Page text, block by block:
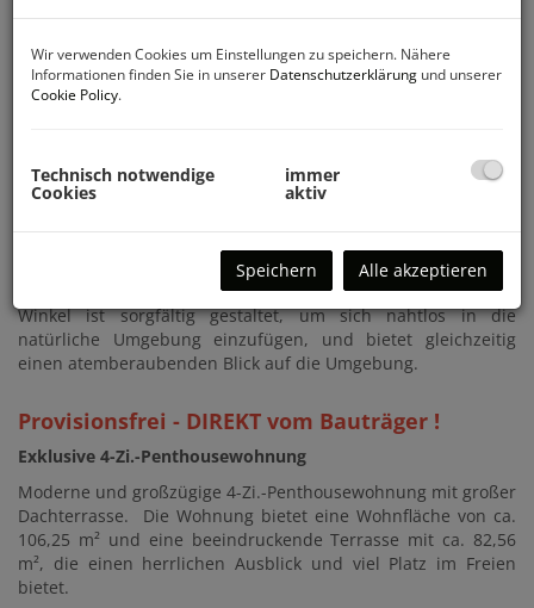
Die stilvolle Architektur außen und die moderne
keine Wünsche offen.
Architektur ist mehr als nur ein architektonisches Konzept –
sie ist eine Liebeserklärung an die umgebende Natur. Jeder
Winkel ist sorgfältig gestaltet, um sich nahtlos in die
natürliche Umgebung einzufügen, und bietet gleichzeitig
einen atemberaubenden Blick auf die Umgebung.
Provisionsfrei - DIREKT vom Bauträger !
Exklusive 4-Zi.-Penthousewohnung
Moderne und großzügige 4-Zi.-Penthousewohnung mit großer
Dachterrasse. Die Wohnung bietet eine Wohnfläche von ca.
106,25 m² und eine beeindruckende Terrasse mit ca. 82,56
m², die einen herrlichen Ausblick und viel Platz im Freien
bietet.
Wir verwenden Cookies um Einstellungen zu speichern. Nähere
Informationen finden Sie in unserer Datenschutzerklärung und unserer
Cookie Policy.
Technisch notwendige
Cookies
immer
aktiv
Speichern Alle akzeptieren